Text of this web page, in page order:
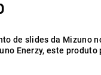
de slides da Mizuno
Enerzy, este